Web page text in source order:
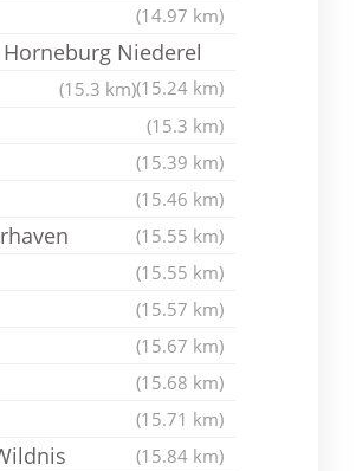
(14.97 km)
Niederel
(15.24 km)
(15.3 km)
(15.3 km)
(15.39 km)
(15.46 km)
(15.55 km)
(15.55 km)
(15.57 km)
(15.67 km)
(15.68 km)
(15.71 km)
(15.84 km)